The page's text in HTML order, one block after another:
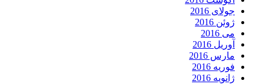
جولای 2016
ژوئن 2016
می 2016
آوریل 2016
مارس 2016
فوریه 2016
ژانویه 2016